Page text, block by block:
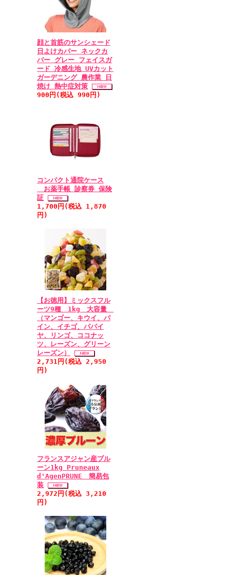
顔と首筋のサンシェード
日よけカバー ネックカ
バー グレー フェイスガ
ード 冷感生地 UVカット
ガーデニング 農作業 日
焼け 熱中症対策
900円(税込 990円)
コンパクト通院ケース
お薬手帳 診察券 保険
証
1,700円(税込 1,870
円)
【お徳用】ミックスフル
ーツ9種 1kg 大容量
（マンゴー、キウイ、パ
イン、イチゴ、パパイ
ヤ、リンゴ、ココナッ
ツ、レーズン、グリーン
レーズン）
2,731円(税込 2,950
円)
フランスアジャン産プル
ーン1kg Pruneaux
d'AgenPRUNE 簡易包
装
2,972円(税込 3,210
円)